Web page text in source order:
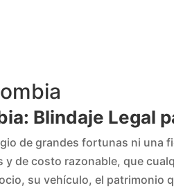
Blindaje Legal
de grandes fortunas ni una
de costo razonable, que
su vehículo, el patrimonio